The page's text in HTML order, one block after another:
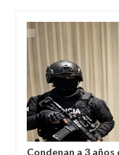
Condenan a 3